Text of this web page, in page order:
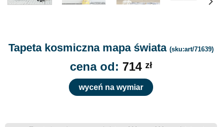
Tapeta kosmiczna mapa świata (sku:art/71639)
cena od: 714 zł
wyceń na wymiar